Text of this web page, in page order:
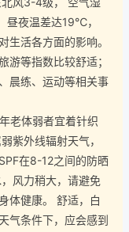
昼夜温差达19℃，
生活各方面的影响。
游等指数比较舒适；
晨练、运动等相关事
老体弱者宜着针织
紫外线辐射天气，
在8-12之间的防晒
风力稍大，请避免
体健康。 舒适，白
气条件下，应会感到